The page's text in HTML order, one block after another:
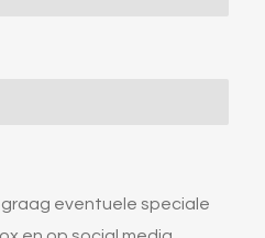
eventuele speciale